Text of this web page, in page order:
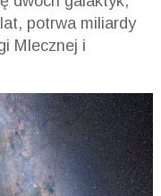
potrwa miliardy
Mlecznej i